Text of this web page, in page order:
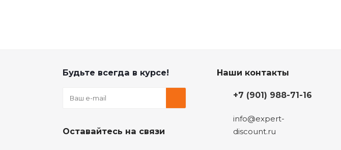
Будьте всегда в курсе!
Оставайтесь на связи
Наши контакты
+7 (901) 988-71-16
info@expert-
discount.ru